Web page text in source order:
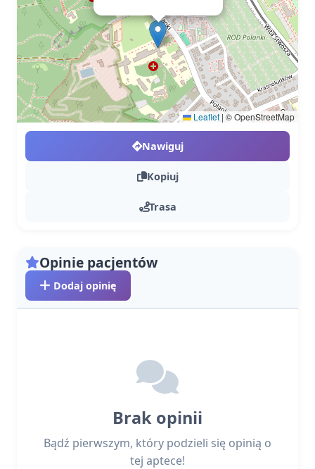
Leaflet |© OpenStreetMap
Nawiguj
Kopiuj
Trasa
Opinie pacjentów
Dodaj opinię
Brak opinii
Bądź pierwszym, który podzieli się opinią o
tej aptece!